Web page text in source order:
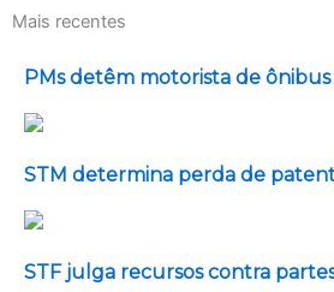
Mais recentes
PMs detêm motorista de
STM determina perda de
STF julga recursos contra